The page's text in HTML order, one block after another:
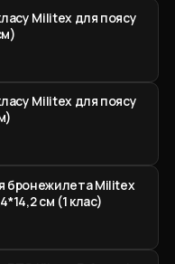
Militex для поясу
Militex для поясу
бронежилета Militex
см (1 клас)